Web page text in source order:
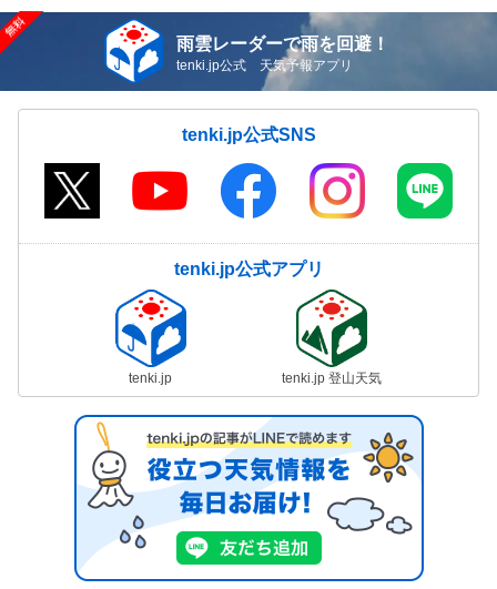
雨雲レーダーで雨を回避！
tenki.jp公式 天気予報アプリ
tenki.jp公式SNS
tenki.jp公式アプリ
tenki.jp tenki.jp 登山天気